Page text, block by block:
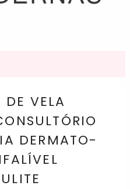
VELA
DERMATO-